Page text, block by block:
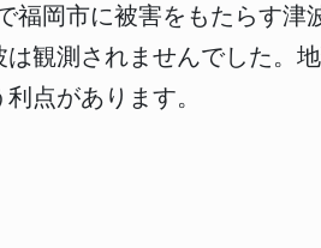
岡市に被害をもたらす津
観測されませんでした。
利点があります。